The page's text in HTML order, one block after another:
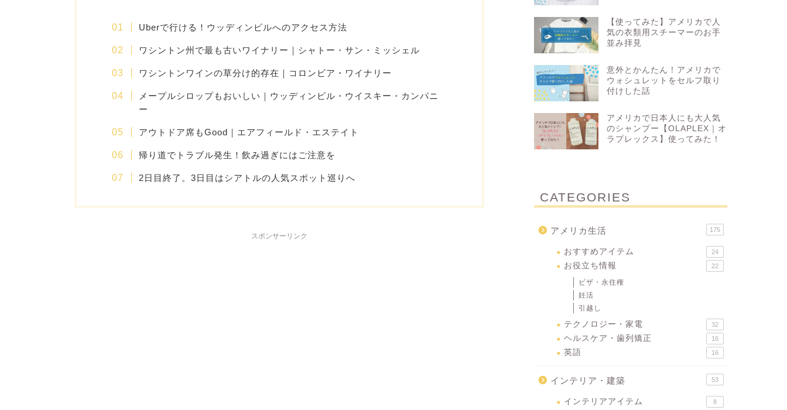
Uberで行ける！ウッディンビルへのアクセス方法
ワシントン州で最も古いワイナリー｜シャトー・サン・ミッシェル
ワシントンワインの草分け的存在｜コロンビア・ワイナリー
メープルシロップもおいしい｜ウッディンビル・ウイスキー・カンパニ
ー
アウトドア席もGood｜エアフィールド・エステイト
帰り道でトラブル発生！飲み過ぎにはご注意を
2日目終了。3日目はシアトルの人気スポット巡りへ
スポンサーリンク
【使ってみた】アメリカで人
気の衣類用スチーマーのお手
並み拝見
意外とかんたん！アメリカで
ウォシュレットをセルフ取り
付けした話
アメリカで日本人にも大人気
のシャンプー【OLAPLEX｜オ
ラプレックス】使ってみた！
CATEGORIES
アメリカ生活 175
おすすめアイテム 24
お役立ち情報 22
ビザ・永住権
妊活
引越し
テクノロジー・家電 32
ヘルスケア・歯列矯正 16
英語 16
インテリア・建築 53
インテリアアイテム 8